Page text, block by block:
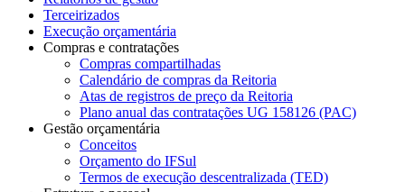
Terceirizados
Execução orçamentária
Compras e contratações
Compras compartilhadas
Calendário de compras da Reitoria
Atas de registros de preço da Reitoria
Plano anual das contratações UG 158126 (PAC)
Gestão orçamentária
Conceitos
Orçamento do IFSul
Termos de execução descentralizada (TED)